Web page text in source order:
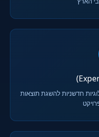
חדשניות להשגת תוצאות